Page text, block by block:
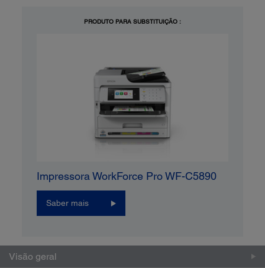
PRODUTO PARA SUBSTITUIÇÃO :
Impressora WorkForce Pro WF-C5890
Saber mais
Visão geral